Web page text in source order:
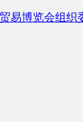
易博览会组织